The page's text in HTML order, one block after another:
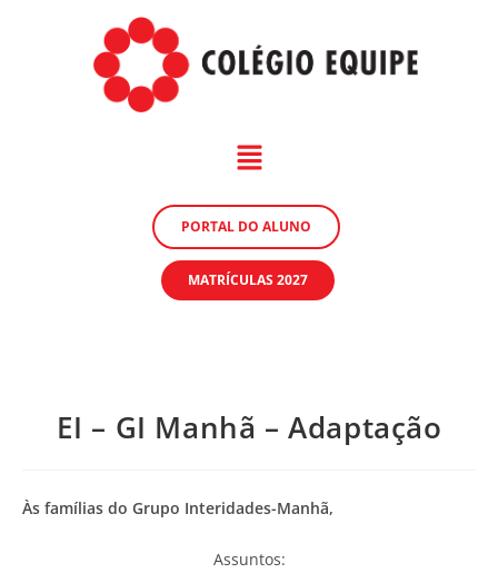
PORTAL DO ALUNO
MATRÍCULAS 2027
EI – GI Manhã – Adaptação
Às famílias do Grupo Interidades-Manhã,
Assuntos: